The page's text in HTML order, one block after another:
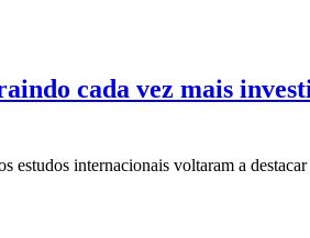
cada vez mais
estudos internacionais voltaram a